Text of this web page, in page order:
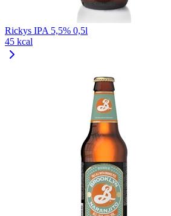
Rickys IPA 5,5% 0,5l
45 kcal